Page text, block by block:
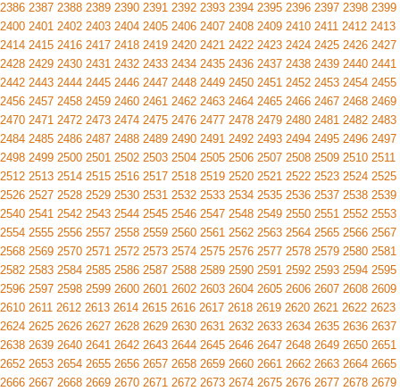
2386 2387 2388 2389 2390 2391 2392 2393 2394 2395 2396 2397 2398 2399
2400 2401 2402 2403 2404 2405 2406 2407 2408 2409 2410 2411 2412 2413
2414 2415 2416 2417 2418 2419 2420 2421 2422 2423 2424 2425 2426 2427
2428 2429 2430 2431 2432 2433 2434 2435 2436 2437 2438 2439 2440 2441
2442 2443 2444 2445 2446 2447 2448 2449 2450 2451 2452 2453 2454 2455
2456 2457 2458 2459 2460 2461 2462 2463 2464 2465 2466 2467 2468 2469
2470 2471 2472 2473 2474 2475 2476 2477 2478 2479 2480 2481 2482 2483
2484 2485 2486 2487 2488 2489 2490 2491 2492 2493 2494 2495 2496 2497
2498 2499 2500 2501 2502 2503 2504 2505 2506 2507 2508 2509 2510 2511
2512 2513 2514 2515 2516 2517 2518 2519 2520 2521 2522 2523 2524 2525
2526 2527 2528 2529 2530 2531 2532 2533 2534 2535 2536 2537 2538 2539
2540 2541 2542 2543 2544 2545 2546 2547 2548 2549 2550 2551 2552 2553
2554 2555 2556 2557 2558 2559 2560 2561 2562 2563 2564 2565 2566 2567
2568 2569 2570 2571 2572 2573 2574 2575 2576 2577 2578 2579 2580 2581
2582 2583 2584 2585 2586 2587 2588 2589 2590 2591 2592 2593 2594 2595
2596 2597 2598 2599 2600 2601 2602 2603 2604 2605 2606 2607 2608 2609
2610 2611 2612 2613 2614 2615 2616 2617 2618 2619 2620 2621 2622 2623
2624 2625 2626 2627 2628 2629 2630 2631 2632 2633 2634 2635 2636 2637
2638 2639 2640 2641 2642 2643 2644 2645 2646 2647 2648 2649 2650 2651
2652 2653 2654 2655 2656 2657 2658 2659 2660 2661 2662 2663 2664 2665
2666 2667 2668 2669 2670 2671 2672 2673 2674 2675 2676 2677 2678 2679